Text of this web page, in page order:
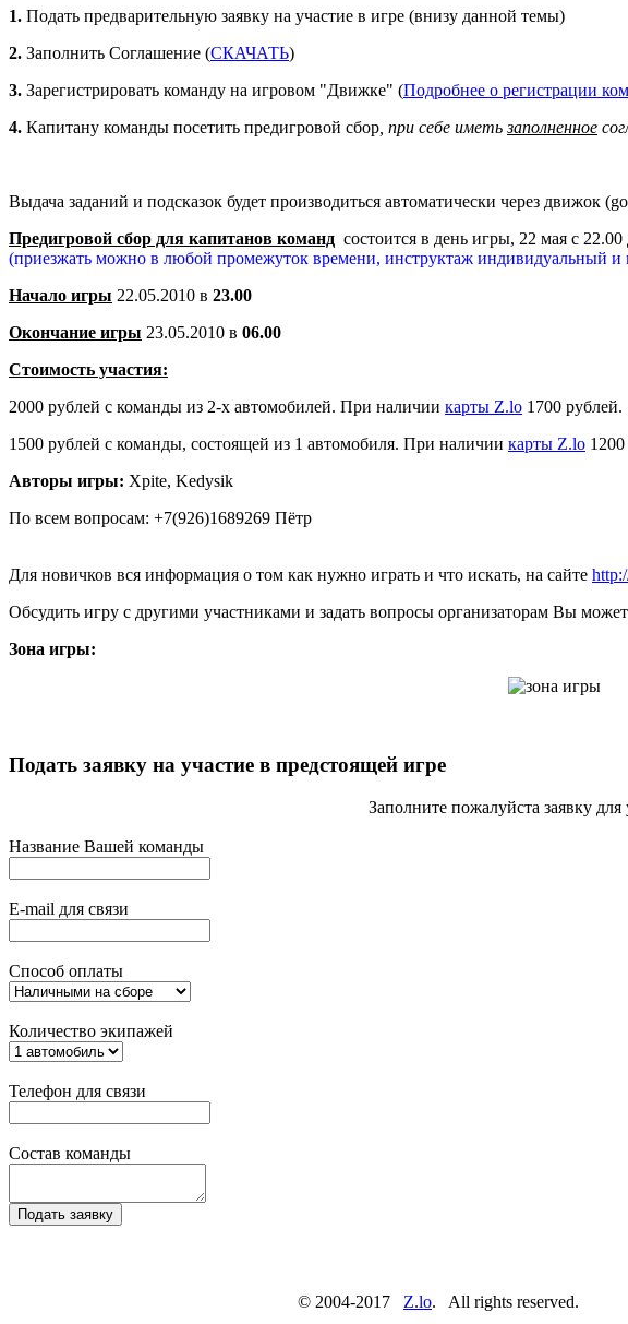
1. Подать предварительную заявку на участие в игре (внизу данной темы)
2. Заполнить Соглашение (СКАЧАТЬ)
3. Зарегистрировать команду на игровом "Движке" (Подробнее о регистрации
4. Капитану команды посетить предигровой сбор , при себе иметьзаполненное
Выдача заданий и подсказок будет производиться автоматически через движок
Предигровой сбор для капитанов команд состоится в день игры, 22 мая с
(приезжать можно в любой промежуток времени, инструктаж индивидуальный и
Начало игры 22.05.2010 в 23.00
Окончание игры 23.05.2010 в 06.00
Стоимость участия:
2000 рублей с команды из 2-х автомобилей. При наличии карты Z.lo 1700 рублей.
1500 рублей с команды, состоящей из 1 автомобиля. При наличии карты Z.lo
Авторы игры: Xpite, Kedysik
По всем вопросам: +7(926)1689269 Пётр
Для новичков вся информация о том как нужно играть и что искать, на сайте
Обсудить игру с другими участниками и задать вопросы организаторам Вы
Зона игры:
Подать заявку на участие в предстоящей игре
Заполните пожалуйста заявку для
Название Вашей команды
E-mail для связи
Способ оплаты
Количество экипажей
Телефон для связи
Состав команды
© 2004-2017 Z.lo. All rights reserved.